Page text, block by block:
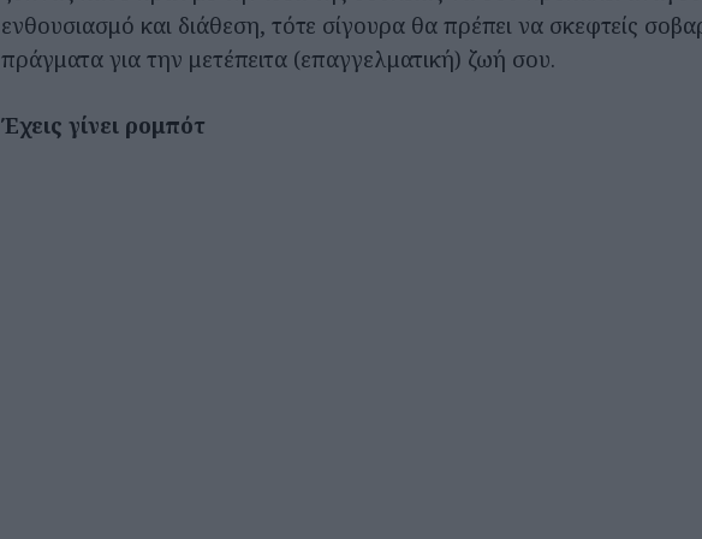
ενθουσιασμό και διάθεση, τότε σίγουρα θα πρέπει να σκεφτείς
πράγματα για την μετέπειτα (επαγγελματική) ζωή σου.
Έχεις γίνει ρομπότ